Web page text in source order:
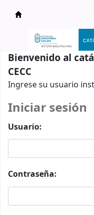
Catálogo en línea
Bienvenido al
CECC
Ingrese su usuario
Iniciar sesión
Usuario:
Contraseña: